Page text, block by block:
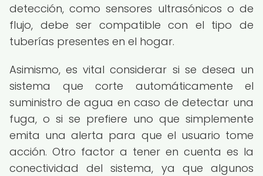
detección, como sensores ultrasónicos o de
flujo, debe ser compatible con el tipo de
tuberías presentes en el hogar.
Asimismo, es vital considerar si se desea un
sistema que corte automáticamente el
suministro de agua en caso de detectar una
fuga, o si se prefiere uno que simplemente
emita una alerta para que el usuario tome
acción. Otro factor a tener en cuenta es la
conectividad del sistema, ya que algunos